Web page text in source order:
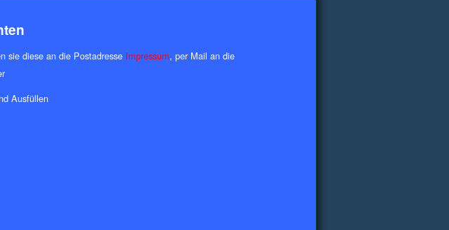
sie diese an die Postadresse Impressum, per Mail an die
Ausfüllen